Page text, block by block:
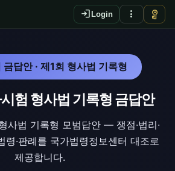
login Login more_vert vpn_key
금답안 · 제1회 형사법 기록형
험 형사법 기록형 금답안
사법 기록형 모범답안 — 쟁점·법리·
령·판례를 국가법령정보센터 대조로
제공합니다.